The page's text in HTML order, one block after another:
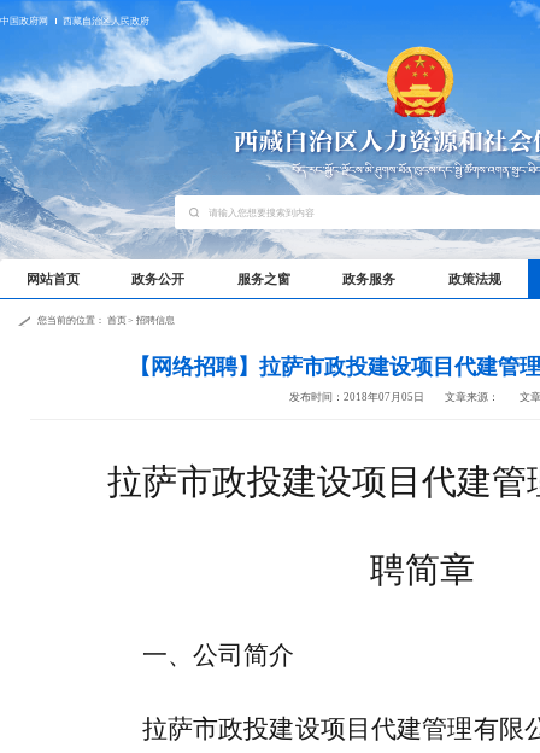
中国政府网 西藏自治区人民政府
网站首页 政务公开 服务之窗 政务服务 政策法规
您当前的位置： 首页> 招聘信息
【网络招聘】拉萨市政投建设项目代建管
发布时间：2018年07月05日 文章来源： 文
拉萨市政投建设项目代建管
聘简章
一、公司简介
拉萨市政投建设项目代建管理有限